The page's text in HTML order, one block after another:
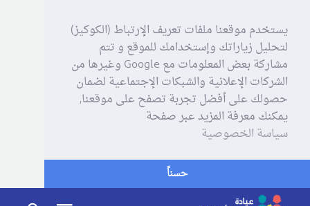
يستخدم موقعنا ملفات تعريف الإرتباط (الكوكيز)
لتحليل زياراتك وإستخدامك للموقع و تتم
مشاركة بعض المعلومات مع Google وغيرها من
الشركات الإعلانية والشبكات الإجتماعية لضمان
حصولك على أفضل تجربة تصفح على موقعنا,
يمكنك معرفة المزيد عبر صفحة
سياسة الخصوصية
حسناً